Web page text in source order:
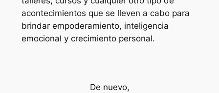
acontecimientos que se lleven a cabo para
brindar empoderamiento, inteligencia
emocional y crecimiento personal.
De nuevo,